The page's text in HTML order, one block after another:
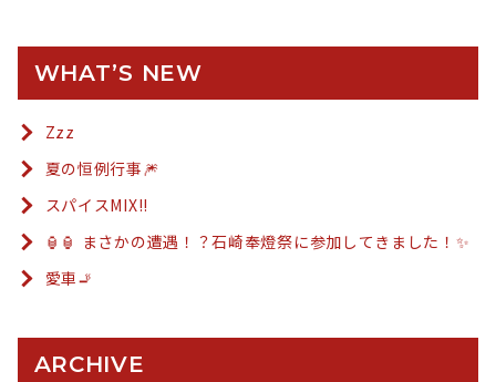
WHAT’S NEW
Zzz
夏の恒例行事🎆
スパイスMIX!!
🏮🏮 まさかの遭遇！？石崎奉燈祭に参加してきました！✨
愛車🚬
ARCHIVE